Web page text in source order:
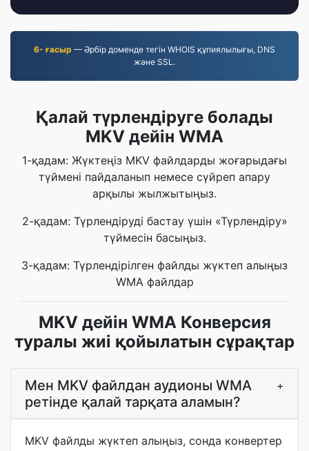
6- ғасыр — Әрбір доменде тегін WHOIS құпиялылығы, DNS
және SSL.
Қалай түрлендіруге болады
MKV дейін WMA
1-қадам: Жүктеңіз MKV файлдарды жоғарыдағы
түймені пайдаланып немесе сүйреп апару
арқылы жылжытыңыз.
2-қадам: Түрлендіруді бастау үшін «Түрлендіру»
түймесін басыңыз.
3-қадам: Түрлендірілген файлды жүктеп алыңыз
WMA файлдар
MKV дейін WMA Конверсия
туралы жиі қойылатын сұрақтар
Мен MKV файлдан аудионы WMA
ретінде қалай тарқата аламын?
+
MKV файлды жүктеп алыңыз, сонда конвертер